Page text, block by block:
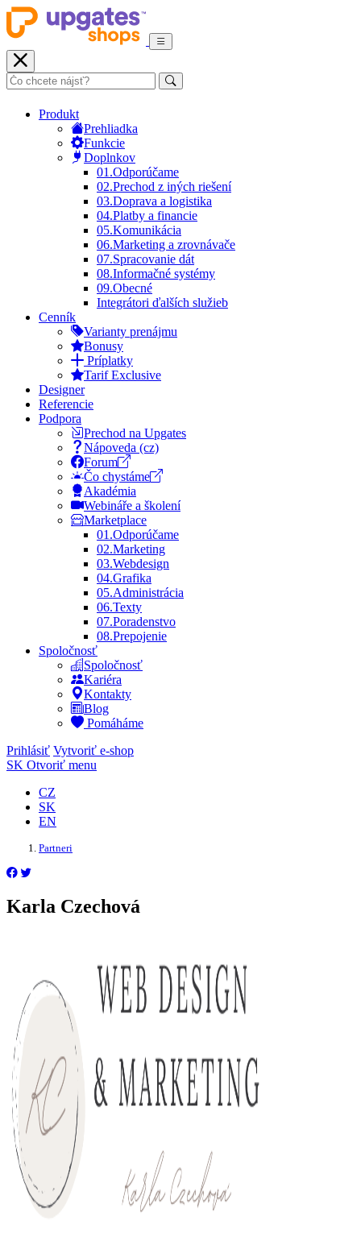
Produkt
Prehliadka
Funkcie
Doplnkov
01.Odporúčame
02.Prechod z iných riešení
03.Doprava a logistika
04.Platby a financie
05.Komunikácia
06.Marketing a zrovnávače
07.Spracovanie dát
08.Informačné systémy
09.Obecné
Integrátori ďalších služieb
Cenník
Varianty prenájmu
Bonusy
Príplatky
Tarif Exclusive
Designer
Referencie
Podpora
Prechod na Upgates
Nápoveda (cz)
Forum
Čo chystáme
Akadémia
Webináře a školení
Marketplace
01.Odporúčame
02.Marketing
03.Webdesign
04.Grafika
05.Administrácia
06.Texty
07.Poradenstvo
08.Prepojenie
Spoločnosť
Spoločnosť
Kariéra
Kontakty
Blog
Pomáháme
Prihlásiť Vytvoriť e-shop
SK Otvoriť menu
CZ
SK
EN
Partneri
Karla Czechová